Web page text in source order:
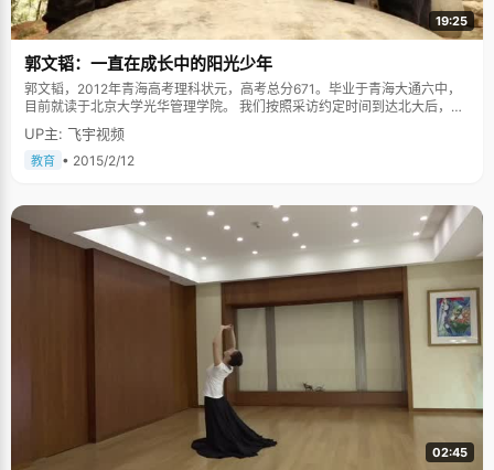
19:25
郭文韬：一直在成长中的阳光少年
郭文韬，2012年青海高考理科状元，高考总分671。毕业于青海大通六中，
目前就读于北京大学光华管理学院。 我们按照采访约定时间到达北大后，不
一会儿就看到一个骑车单车，身后背着吉他的清秀少年迎面而来。早在网上
看过了很多关于郭文韬的消息，这个被许多还在上高中的学生称为"校
草"、"男神"的大男孩，比我们想象中多了一些内敛和羞涩。 简单的成长环境
生物老师。在一个这样简单的环境中成长起来，郭文韬会对周边的事物都充
满善意。郭文韬说爸妈对他最大的要求就是要守规矩、懂礼貌，在与他相处
的过程中，我们也能感觉到他的谦虚懂礼。 不同于其他同学的是，郭文韬只
有一所母校。幼儿园、小学、初中和高中，他都是在同一所学校中度过，按
照他自己的说法就是，在大通六中这所学校里的每一个教学楼和每一个角落
都有他的足迹，升学了也只是从这个楼换到另一个楼。 3、4月份开始冲刺
郭文韬的成绩从小到大一直很好，直到高三他依然在班里名列前茅。一次联
考，他在学校考了第一名，可是放到全省，自己的名次就已经低到不知道哪
里去了。"其实我当时觉得自己考得挺好的，只是没想到他们这么厉害。"郭
文韬坦言他是从这次联考后才开始更加努力的，"因为我一直很想来北大读
书，要想来北大，只能是全省的前几名。"郭文韬就是从3月底开始了自己的
最后冲刺，每天他都做大量的习题，过得充实而又有规律，"大概不算午觉的
话，每天就睡5、6个小时。"说起高三那段奋斗的日子，郭文韬的语气里明显
多了怀念。他也提到高中时候的自己只有一个目标，就是好好学习，但是大
学需要考虑和顾及的事情很多，很容易分心。 最爱吉他和羽毛球 郭文韬有着
UP主: 飞宇视频
教育 • 2015/2/12
02:45